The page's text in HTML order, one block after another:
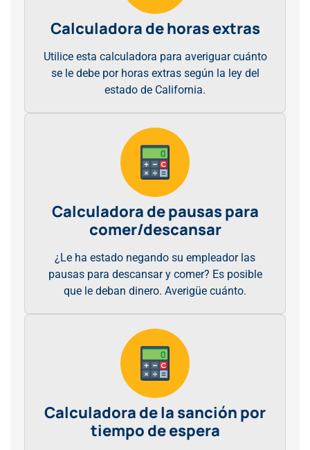
Calculadora de horas extras
Utilice esta calculadora para averiguar cuánto
se le debe por horas extras según la ley del
estado de California.
Calculadora de pausas para
comer/descansar
¿Le ha estado negando su empleador las
pausas para descansar y comer? Es posible
que le deban dinero. Averigüe cuánto.
Calculadora de la sanción por
tiempo de espera